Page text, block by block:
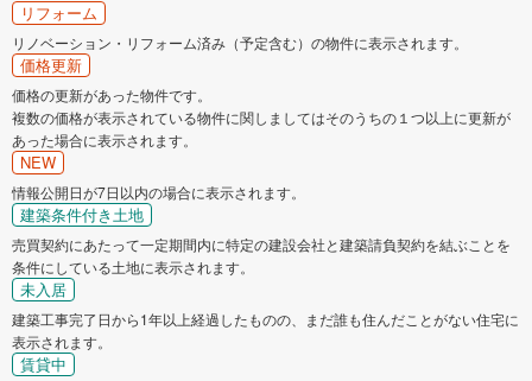
リフォーム
リノベーション・リフォーム済み（予定含む）の物件に表示されます。
価格更新
価格の更新があった物件です。
複数の価格が表示されている物件に関しましてはそのうちの１つ以上に更新が
あった場合に表示されます。
NEW
情報公開日が7日以内の場合に表示されます。
建築条件付き土地
売買契約にあたって一定期間内に特定の建設会社と建築請負契約を結ぶことを
条件にしている土地に表示されます。
未入居
建築工事完了日から1年以上経過したものの、まだ誰も住んだことがない住宅に
表示されます。
賃貸中